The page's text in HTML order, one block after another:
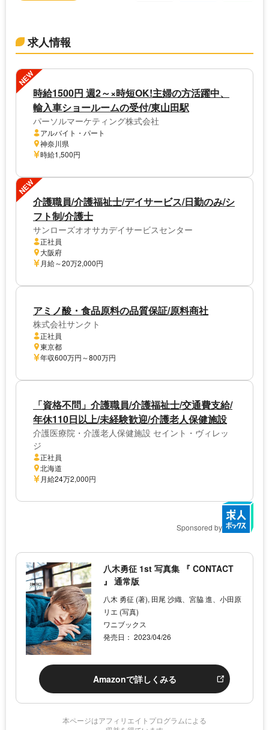
求人情報
NEW
時給1500円 週2～×時短OK!主婦の方活躍中、
輸入車ショールームの受付/東山田駅
パーソルマーケティング株式会社
アルバイト・パート
神奈川県
時給1,500円
NEW
介護職員/介護福祉士/デイサービス/日勤のみ/シ
フト制/介護士
サンローズオオサカデイサービスセンター
正社員
大阪府
月給～20万2,000円
アミノ酸・食品原料の品質保証/原料商社
株式会社サンクト
正社員
東京都
年収600万円～800万円
「資格不問」介護職員/介護福祉士/交通費支給/
年休110日以上/未経験歓迎/介護老人保健施設
介護医療院・介護老人保健施設 セイント・ヴィレッ
ジ
正社員
北海道
月給24万2,000円
Sponsored by
八木勇征 1st 写真集 『 CONTACT
』 通常版
八木 勇征 (著), 田尾 沙織、宮脇 進、小田原
リエ (写真)
ワニブックス
発売日： 2023/04/26
Amazonで詳しくみる
本ページはアフィリエイトプログラムによる